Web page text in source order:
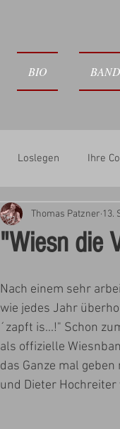
BIO
Loslegen Ihre
"Wiesn die
Thomas Patzner 13.
Nach einem sehr
wie jedes Jahr
´zapft is...!" Schon
als offizielle
das Ganze mal
und Dieter